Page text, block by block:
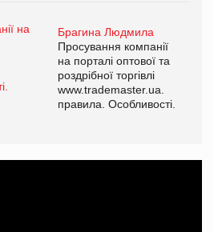
Брагина Людмила
Просування компанії
на порталі оптової та
роздрібної торгівлі
www.trademaster.ua.
правила. Особливості.